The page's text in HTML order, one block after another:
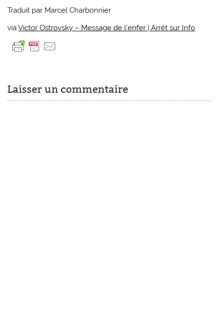
Traduit par Marcel Charbonnier
viaVictor Ostrovsky – Message de l’enfer | Arrêt sur Info
Laisser un commentaire